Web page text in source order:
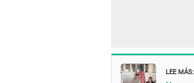
LEE MÁS: